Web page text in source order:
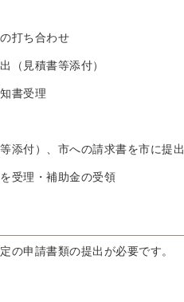
打ち合わせ
（見積書等添付）
書受理
添付）、市への請求書を市に提出
受理・補助金の受領
の申請書類の提出が必要です。